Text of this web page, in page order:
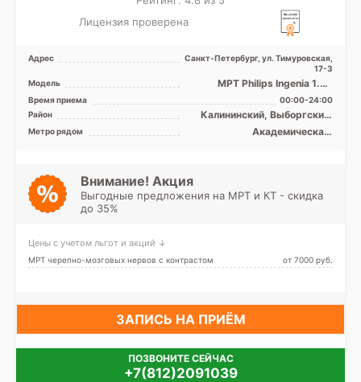
Лицензия проверена
Адрес
Санкт-Петербург, ул. Тимуровская,
17-3
Модель
МРТ Philips Ingenia 1.5T
полуоткрытого тип, КТ Philips
Ingenia 128 сре ...
Время приема
00:00-24:00
Район
Калининский, Выборгский,
Кронштадтский, Курортный,
Лен. область
Метро рядом
Академическая,
Просвещения
Внимание! Акция
Выгодные предложения на МРТ и КТ - скидка
до 35%
Цены с учетом льгот и акций ↓
МРТ черепно-мозговых нервов с контрастом от 7000 pуб.
ЗАПИСЬ НА ПРИЁМ
ПОЗВОНИТЕ СЕЙЧАС
+7(812)2091039